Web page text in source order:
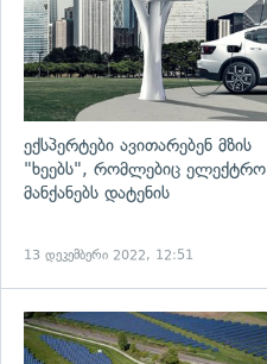
ექსპერტები ავითარებენ მზის
"ხეებს", რომლებიც ელექტრო
მანქანებს დატენის
13 დეკემბერი 2022, 12:51
გადახედვა